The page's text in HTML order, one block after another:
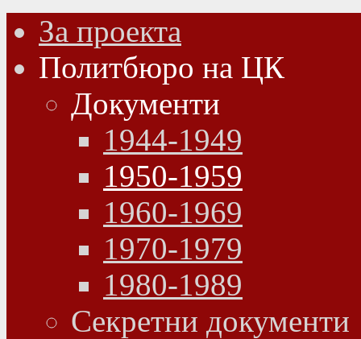
За проекта
Политбюро на ЦК
Документи
1944-1949
1950-1959
1960-1969
1970-1979
1980-1989
Секретни документи